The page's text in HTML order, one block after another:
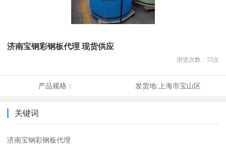
济南宝钢彩钢板代理 现货供应
浏览次数： 55次
产品规格： 发货地: 上海市宝山区
关键词
济南宝钢彩钢板代理